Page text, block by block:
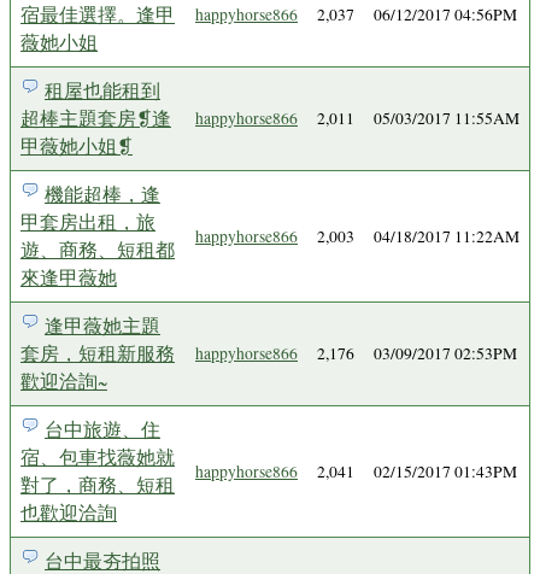
宿最佳選擇。逢甲
薇她小姐
happyhorse866 2,037 06/12/2017 04:56PM
租屋也能租到
超棒主題套房❡逢
甲薇她小姐❡
happyhorse866 2,011 05/03/2017 11:55AM
機能超棒，逢
甲套房出租，旅
遊、商務、短租都
來逢甲薇她
happyhorse866 2,003 04/18/2017 11:22AM
逢甲薇她主題
套房，短租新服務
歡迎洽詢~
happyhorse866 2,176 03/09/2017 02:53PM
台中旅遊、住
宿、包車找薇她就
對了，商務、短租
也歡迎洽詢
happyhorse866 2,041 02/15/2017 01:43PM
台中最夯拍照